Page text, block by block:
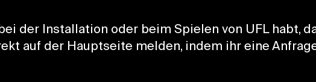
der Installation oder beim Spielen von UFL habt,
auf der Hauptseite melden, indem ihr eine